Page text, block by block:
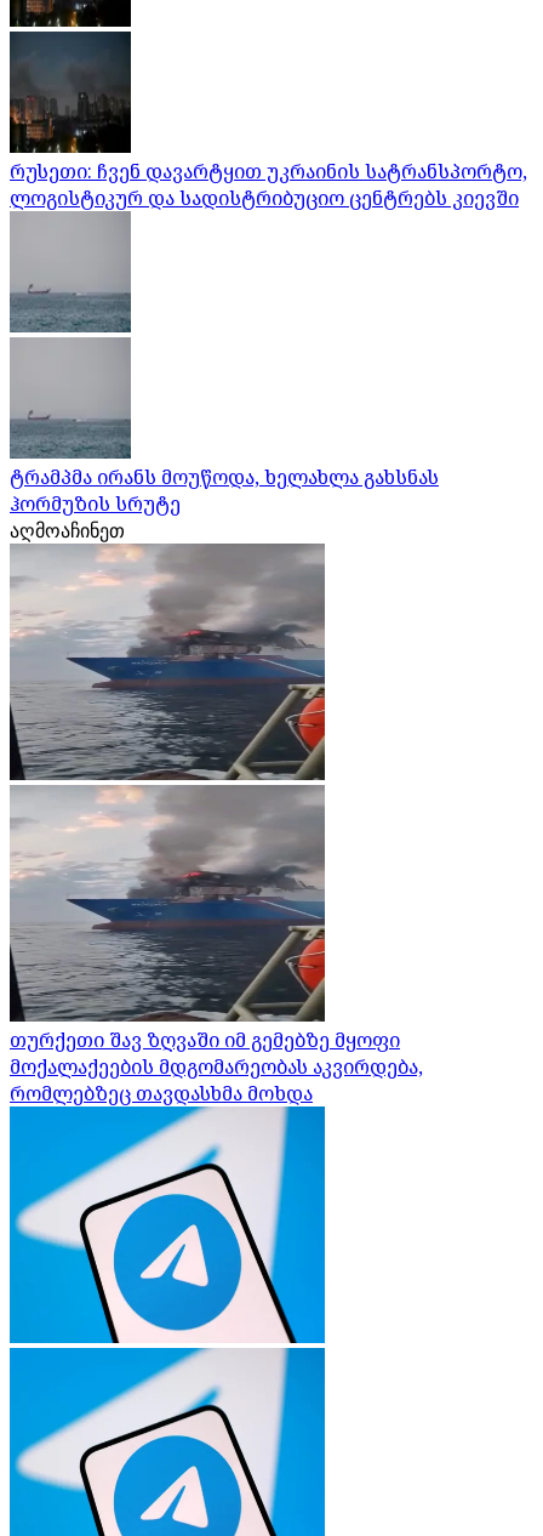
რუსეთი: ჩვენ დავარტყით უკრაინის სატრანსპორტო,
ლოგისტიკურ და სადისტრიბუციო ცენტრებს კიევში
ტრამპმა ირანს მოუწოდა, ხელახლა გახსნას
ჰორმუზის სრუტე
აღმოაჩინეთ
თურქეთი შავ ზღვაში იმ გემებზე მყოფი
მოქალაქეების მდგომარეობას აკვირდება,
რომლებზეც თავდასხმა მოხდა